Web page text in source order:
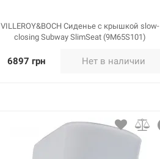
VILLEROY&BOCH Сиденье с крышкой slow-
closing Subway SlimSeat (9M65S101)
6897 грн Нет в наличии